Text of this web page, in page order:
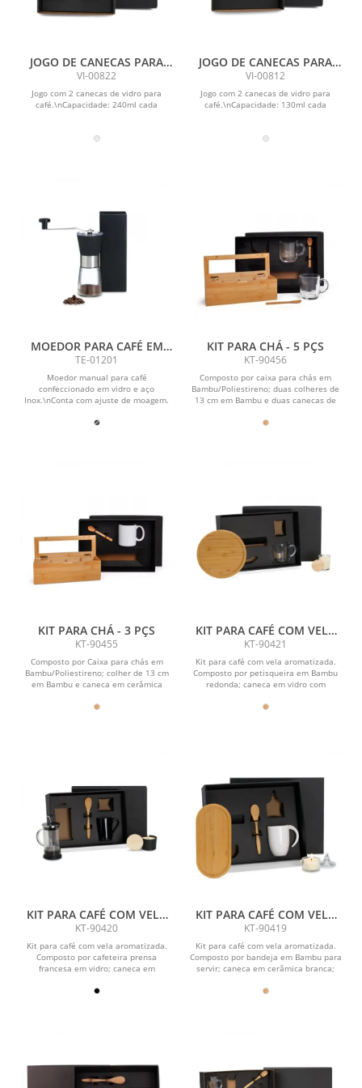
JOGO DE CANECAS PARA
CAFÉ - 2 PÇS - 240ML
VI-00822
Jogo com 2 canecas de vidro para
café.\nCapacidade: 240ml cada
JOGO DE CANECAS PARA
CAFÉ - 2 PÇS - 130ML
VI-00812
Jogo com 2 canecas de vidro para
café.\nCapacidade: 130ml cada
MOEDOR PARA CAFÉ EM
VIDRO / INOX
TE-01201
Moedor manual para café
confeccionado em vidro e aço
Inox.\nConta com ajuste de moagem.
KIT PARA CHÁ - 5 PÇS
KT-90456
Composto por caixa para chás em
Bambu/Poliestireno; duas colheres de
13 cm em Bambu e duas canecas de
KIT PARA CHÁ - 3 PÇS
KT-90455
Composto por Caixa para chás em
Bambu/Poliestireno; colher de 13 cm
em Bambu e caneca em cerâmica
KIT PARA CAFÉ COM VELA
AROMATIZADA - 3 PÇS
KT-90421
Kit para café com vela aromatizada.
Composto por petisqueira em Bambu
redonda; caneca em vidro com
KIT PARA CAFÉ COM VELA
AROMATIZADA - 4 PÇS
KT-90420
Kit para café com vela aromatizada.
Composto por cafeteira prensa
francesa em vidro; caneca em
KIT PARA CAFÉ COM VELA
AROMATIZADA - 4 PÇS
KT-90419
Kit para café com vela aromatizada.
Composto por bandeja em Bambu para
servir; caneca em cerâmica branca;